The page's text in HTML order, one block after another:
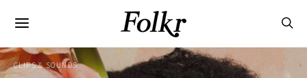
CLIPS & SOUNDS